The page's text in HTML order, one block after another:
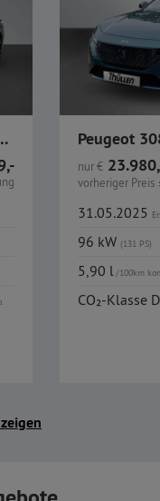
/ 360° K / Carplay /
nur€
vorheriger Preis
31.05.2025
96 kW (131 PS)
5,90 l/100km
CO₂-Klasse D